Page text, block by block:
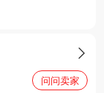

问问卖家